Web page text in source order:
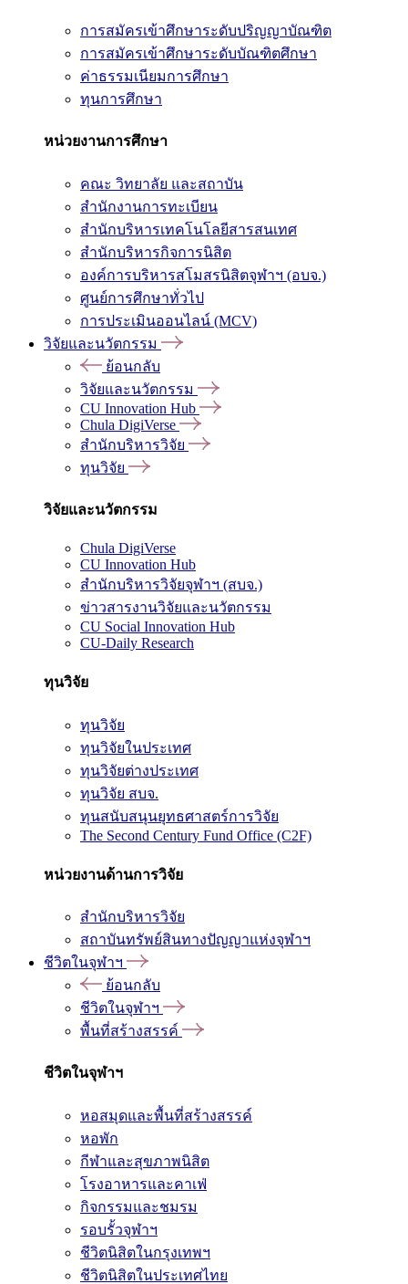
การสมัครเข้าศึกษาระดับปริญญาบัณฑิต
การสมัครเข้าศึกษาระดับบัณฑิตศึกษา
ค่าธรรมเนียมการศึกษา
ทุนการศึกษา
หน่วยงานการศึกษา
คณะ วิทยาลัย และสถาบัน
สำนักงานการทะเบียน
สำนักบริหารเทคโนโลยีสารสนเทศ
สำนักบริหารกิจการนิสิต
องค์การบริหารสโมสรนิสิตจุฬาฯ (อบจ.)
ศูนย์การศึกษาทั่วไป
การประเมินออนไลน์ (MCV)
วิจัยและนวัตกรรม
ย้อนกลับ
วิจัยและนวัตกรรม
CU Innovation Hub
Chula DigiVerse
สำนักบริหารวิจัย
ทุนวิจัย
วิจัยและนวัตกรรม
Chula DigiVerse
CU Innovation Hub
สำนักบริหารวิจัยจุฬาฯ (สบจ.)
ข่าวสารงานวิจัยและนวัตกรรม
CU Social Innovation Hub
CU-Daily Research
ทุนวิจัย
ทุนวิจัย
ทุนวิจัยในประเทศ
ทุนวิจัยต่างประเทศ
ทุนวิจัย สบจ.
ทุนสนับสนุนยุทธศาสตร์การวิจัย
The Second Century Fund Office (C2F)
หน่วยงานด้านการวิจัย
สำนักบริหารวิจัย
สถาบันทรัพย์สินทางปัญญาแห่งจุฬาฯ
ชีวิตในจุฬาฯ
ย้อนกลับ
ชีวิตในจุฬาฯ
พื้นที่สร้างสรรค์
ชีวิตในจุฬาฯ
หอสมุดและพื้นที่สร้างสรรค์
หอพัก
กีฬาและสุขภาพนิสิต
โรงอาหารและคาเฟ่
กิจกรรมและชมรม
รอบรั้วจุฬาฯ
ชีวิตนิสิตในกรุงเทพฯ
ชีวิตนิสิตในประเทศไทย